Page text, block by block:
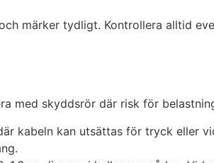
märker tydligt. Kontrollera alltid
med skyddsrör där risk för
kabeln kan utsättas för tryck eller